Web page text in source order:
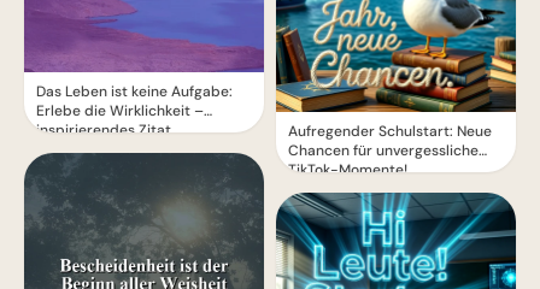
Das Leben ist keine Aufgabe:
Erlebe die Wirklichkeit –
inspirierendes Zitat
Aufregender Schulstart: Neue
Chancen für unvergessliche
TikTok-Momente!